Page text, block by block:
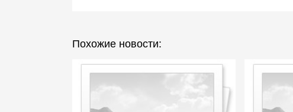
Похожие новости: